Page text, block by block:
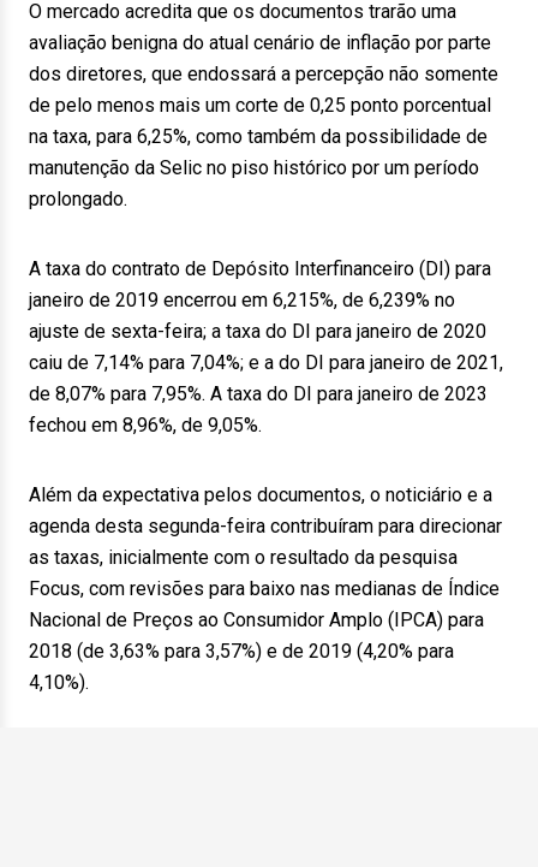
O mercado acredita que os documentos trarão uma
avaliação benigna do atual cenário de inflação por parte
dos diretores, que endossará a percepção não somente
de pelo menos mais um corte de 0,25 ponto porcentual
na taxa, para 6,25%, como também da possibilidade de
manutenção da Selic no piso histórico por um período
prolongado.
A taxa do contrato de Depósito Interfinanceiro (DI) para
janeiro de 2019 encerrou em 6,215%, de 6,239% no
ajuste de sexta-feira; a taxa do DI para janeiro de 2020
caiu de 7,14% para 7,04%; e a do DI para janeiro de 2021,
de 8,07% para 7,95%. A taxa do DI para janeiro de 2023
fechou em 8,96%, de 9,05%.
Além da expectativa pelos documentos, o noticiário e a
agenda desta segunda-feira contribuíram para direcionar
as taxas, inicialmente com o resultado da pesquisa
Focus, com revisões para baixo nas medianas de Índice
Nacional de Preços ao Consumidor Amplo (IPCA) para
2018 (de 3,63% para 3,57%) e de 2019 (4,20% para
4,10%).